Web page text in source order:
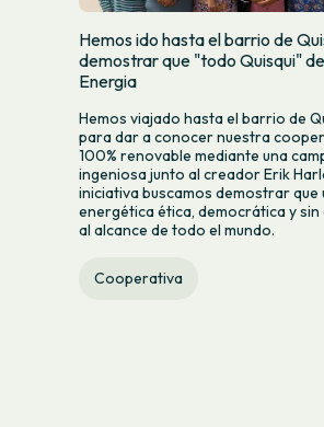
Hemos ido hasta el barrio de
demostrar que "todo Quisqui"
Energia
Hemos viajado hasta el barrio de
para dar a conocer nuestra
100% renovable mediante una
ingeniosa junto al creador Erik
iniciativa buscamos demostrar
energética ética, democrática y
al alcance de todo el mundo.
Cooperativa